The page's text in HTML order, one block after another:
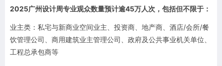
2025广州设计周专业观众数量预计逾45万人次，包括但不限于：
业主类：私宅与新商业空间业主、投资商、地产商、酒店/会所/餐
饮管理公司、商用建筑业主管理公司、政府及公共事业机关单位、
工程总承包商等